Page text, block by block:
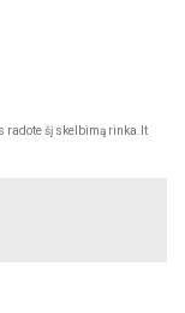
radote šį skelbimą rinka.lt